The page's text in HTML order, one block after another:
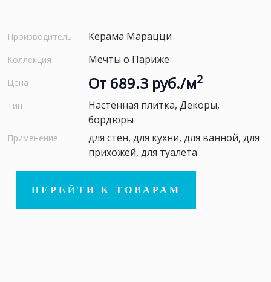
Производитель Керама Марацци
Коллекция Мечты о Париже
Цена От 689.3 руб./м2
Тип
Настенная плитка, Декоры,
бордюры
Применение
для стен, для кухни, для ванной, для
прихожей, для туалета
ПЕРЕЙТИ К ТОВАРАМ